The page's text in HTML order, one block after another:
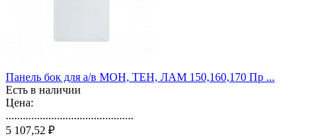
Панель бок для а/в МОН, ТЕН, ЛАМ 150,160,170 Пр ...
Есть в наличии
Цена:
.............................................
5 107,52 ₽